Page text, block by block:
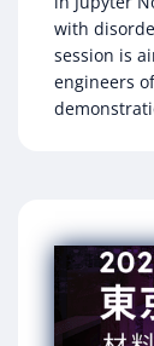
with
session is
engineers